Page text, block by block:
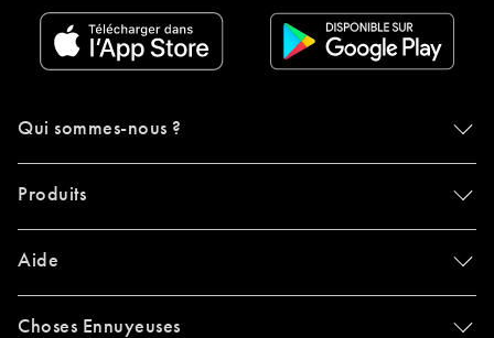
Qui sommes-nous ?
Produits
Aide
Choses Ennuyeuses